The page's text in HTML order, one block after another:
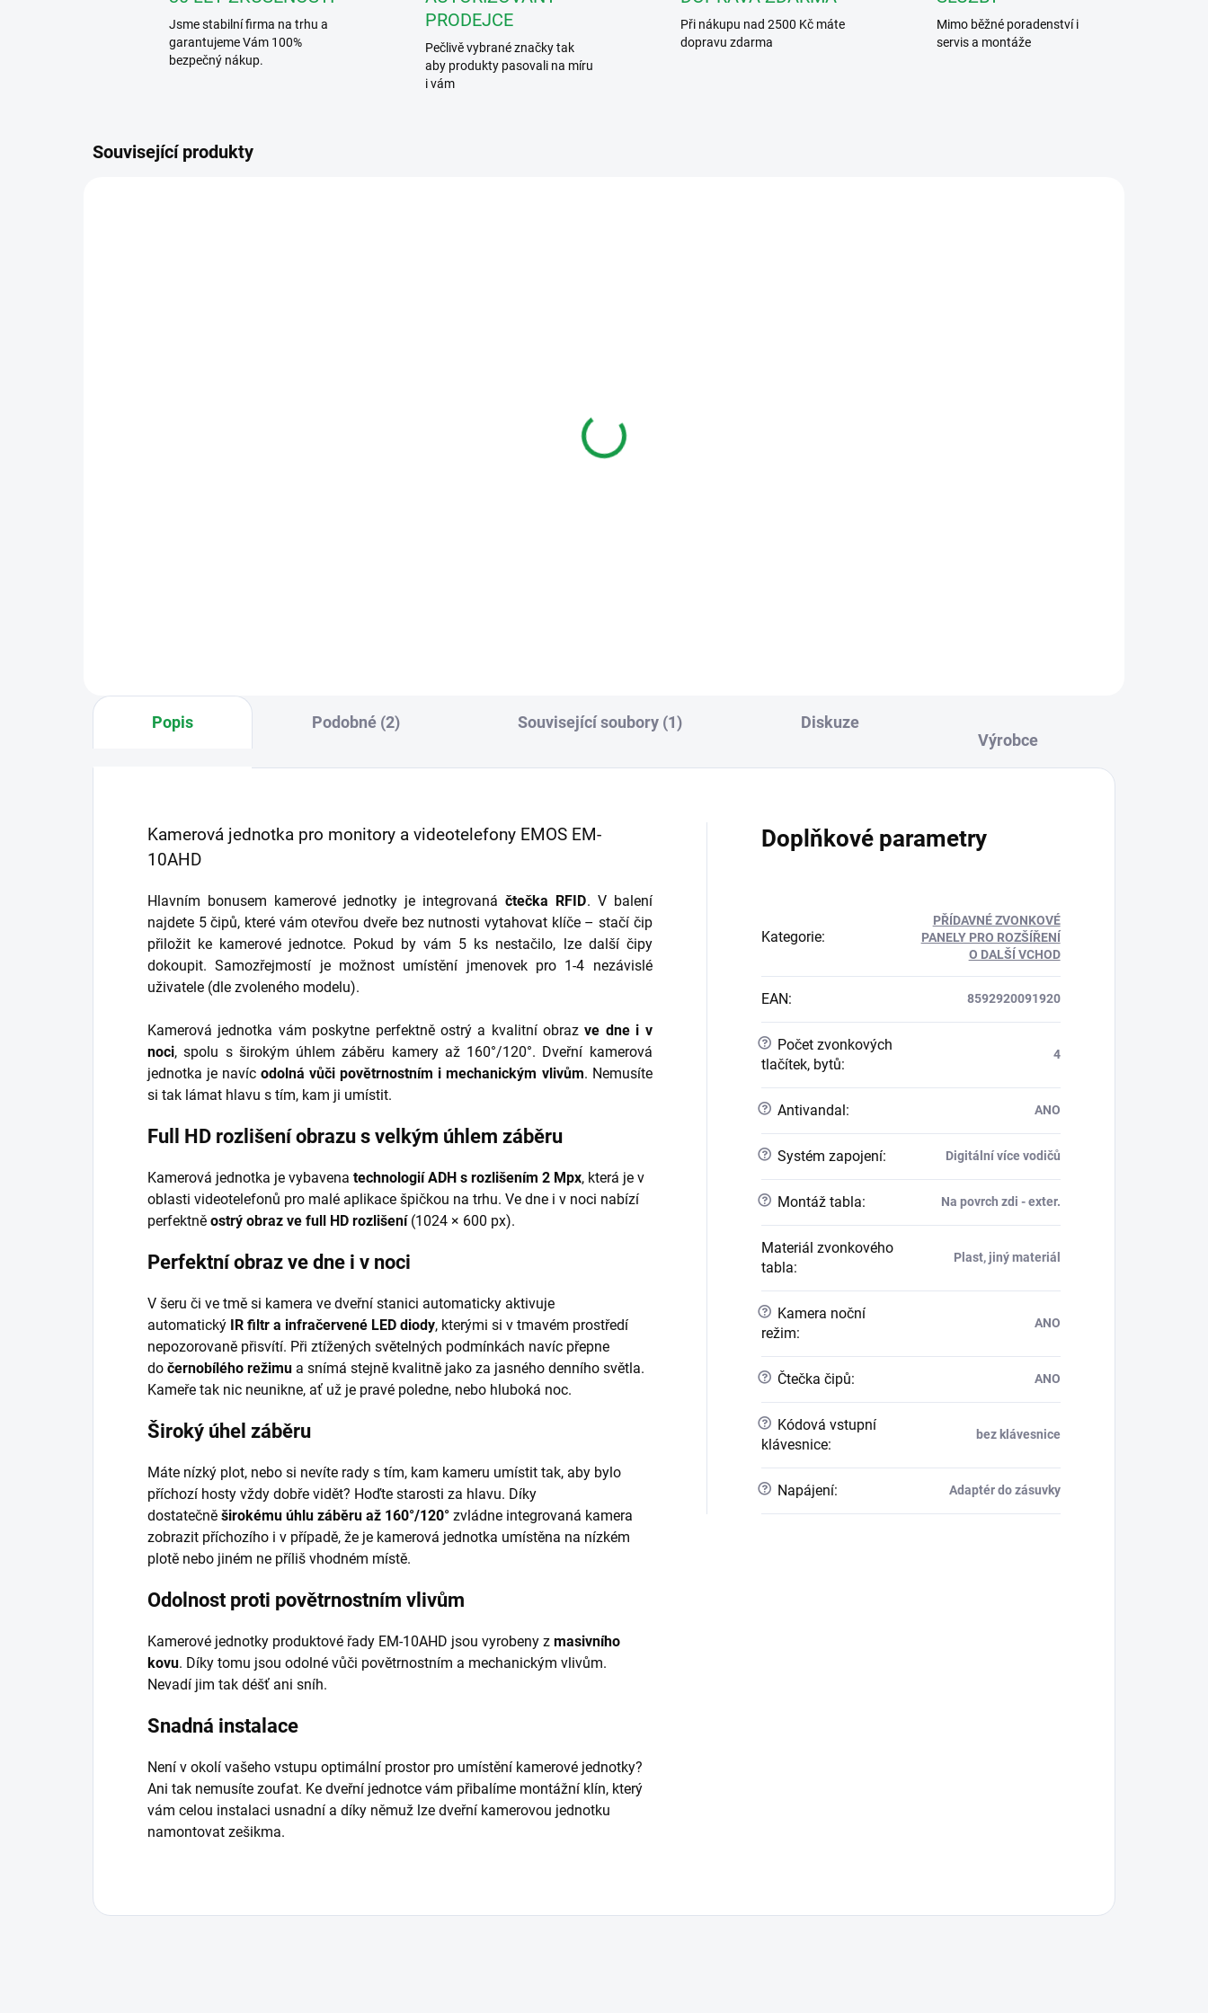
Jsme stabilní firma na trhu a
garantujeme Vám 100%
bezpečný nákup.
PRODEJCE
Pečlivě vybrané značky tak
aby produkty pasovali na míru
i vám
Při nákupu nad 2500 Kč máte
dopravu zdarma
Mimo běžné poradenství i
servis a montáže
Související produkty
Popis Podobné (2) Související soubory (1) Diskuze
Kamerová jednotka pro monitory a videotelefony EMOS EM-
10AHD
Hlavním bonusem kamerové jednotky je integrovaná čtečka RFID. V balení
najdete 5 čipů, které vám otevřou dveře bez nutnosti vytahovat klíče – stačí čip
přiložit ke kamerové jednotce. Pokud by vám 5 ks nestačilo, lze další čipy
dokoupit. Samozřejmostí je možnost umístění jmenovek pro 1-4 nezávislé
uživatele (dle zvoleného modelu).
Kamerová jednotka vám poskytne perfektně ostrý a kvalitní obraz ve dne i v
noci, spolu s širokým úhlem záběru kamery až 160°/120°. Dveřní kamerová
jednotka je navíc odolná vůči povětrnostním i mechanickým vlivům. Nemusíte
si tak lámat hlavu s tím, kam ji umístit.
Full HD rozlišení obrazu s velkým úhlem záběru
Kamerová jednotka je vybavena technologií ADH s rozlišením 2 Mpx, která je v
oblasti videotelefonů pro malé aplikace špičkou na trhu. Ve dne i v noci nabízí
perfektně ostrý obraz ve full HD rozlišení (1024 × 600 px).
Perfektní obraz ve dne i v noci
V šeru či ve tmě si kamera ve dveřní stanici automaticky aktivuje
automatický IR filtr a infračervené LED diody, kterými si v tmavém prostředí
nepozorovaně přisvítí. Při ztížených světelných podmínkách navíc přepne
do černobílého režimu a snímá stejně kvalitně jako za jasného denního světla.
Kameře tak nic neunikne, ať už je pravé poledne, nebo hluboká noc.
Široký úhel záběru
Máte nízký plot, nebo si nevíte rady s tím, kam kameru umístit tak, aby bylo
příchozí hosty vždy dobře vidět? Hoďte starosti za hlavu. Díky
dostatečně širokému úhlu záběru až 160°/120° zvládne integrovaná kamera
zobrazit příchozího i v případě, že je kamerová jednotka umístěna na nízkém
plotě nebo jiném ne příliš vhodném místě.
Odolnost proti povětrnostním vlivům
Kamerové jednotky produktové řady EM-10AHD jsou vyrobeny z masivního
kovu. Díky tomu jsou odolné vůči povětrnostním a mechanickým vlivům.
Nevadí jim tak déšť ani sníh.
Snadná instalace
Není v okolí vašeho vstupu optimální prostor pro umístění kamerové jednotky?
Ani tak nemusíte zoufat. Ke dveřní jednotce vám přibalíme montážní klín, který
vám celou instalaci usnadní a díky němuž lze dveřní kamerovou jednotku
namontovat zešikma.
Doplňkové parametry
Kategorie:
PŘÍDAVNÉ ZVONKOVÉ
PANELY PRO ROZŠÍŘENÍ
O DALŠÍ VCHOD
EAN: 8592920091920
? Počet zvonkových
tlačítek, bytů:
4
? Antivandal: ANO
? Systém zapojení: Digitální více vodičů
? Montáž tabla: Na povrch zdi - exter.
Materiál zvonkového
tabla:
Plast, jiný materiál
? Kamera noční
režim:
ANO
? Čtečka čipů: ANO
? Kódová vstupní
klávesnice:
bez klávesnice
? Napájení: Adaptér do zásuvky